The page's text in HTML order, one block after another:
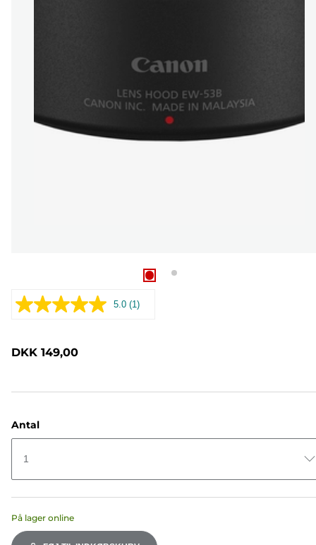
5.0 Læs
(1)
DKK 149,00
Antal
1
På lager online